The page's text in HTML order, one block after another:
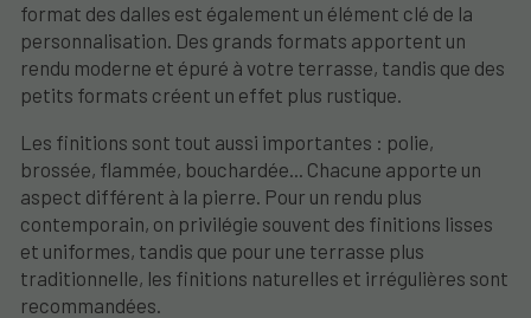
format des dalles est également un élément clé de la
personnalisation. Des grands formats apportent un
rendu moderne et épuré à votre terrasse, tandis que des
petits formats créent un effet plus rustique.
Les finitions sont tout aussi importantes : polie,
brossée, flammée, bouchardée... Chacune apporte un
aspect différent à la pierre. Pour un rendu plus
contemporain, on privilégie souvent des finitions lisses
et uniformes, tandis que pour une terrasse plus
traditionnelle, les finitions naturelles et irrégulières sont
recommandées.